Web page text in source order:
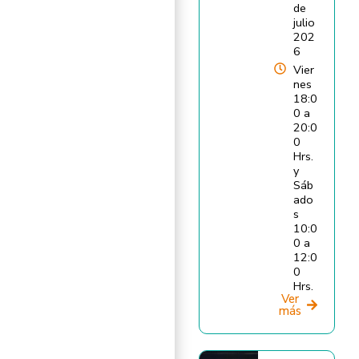
de
julio
202
6
Vier
nes
18:0
0 a
20:0
0
Hrs.
y
Sáb
ado
s
10:0
0 a
12:0
0
Hrs.
Ver
más